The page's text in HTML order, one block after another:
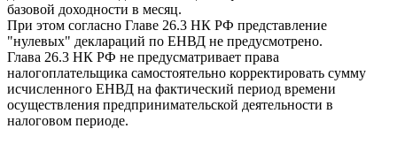
базовой доходности в месяц.
При этом согласно Главе 26.3 НК РФ представление
"нулевых" деклараций по ЕНВД не предусмотрено.
Глава 26.3 НК РФ не предусматривает права
налогоплательщика самостоятельно корректировать сумму
исчисленного ЕНВД на фактический период времени
осуществления предпринимательской деятельности в
налоговом периоде.